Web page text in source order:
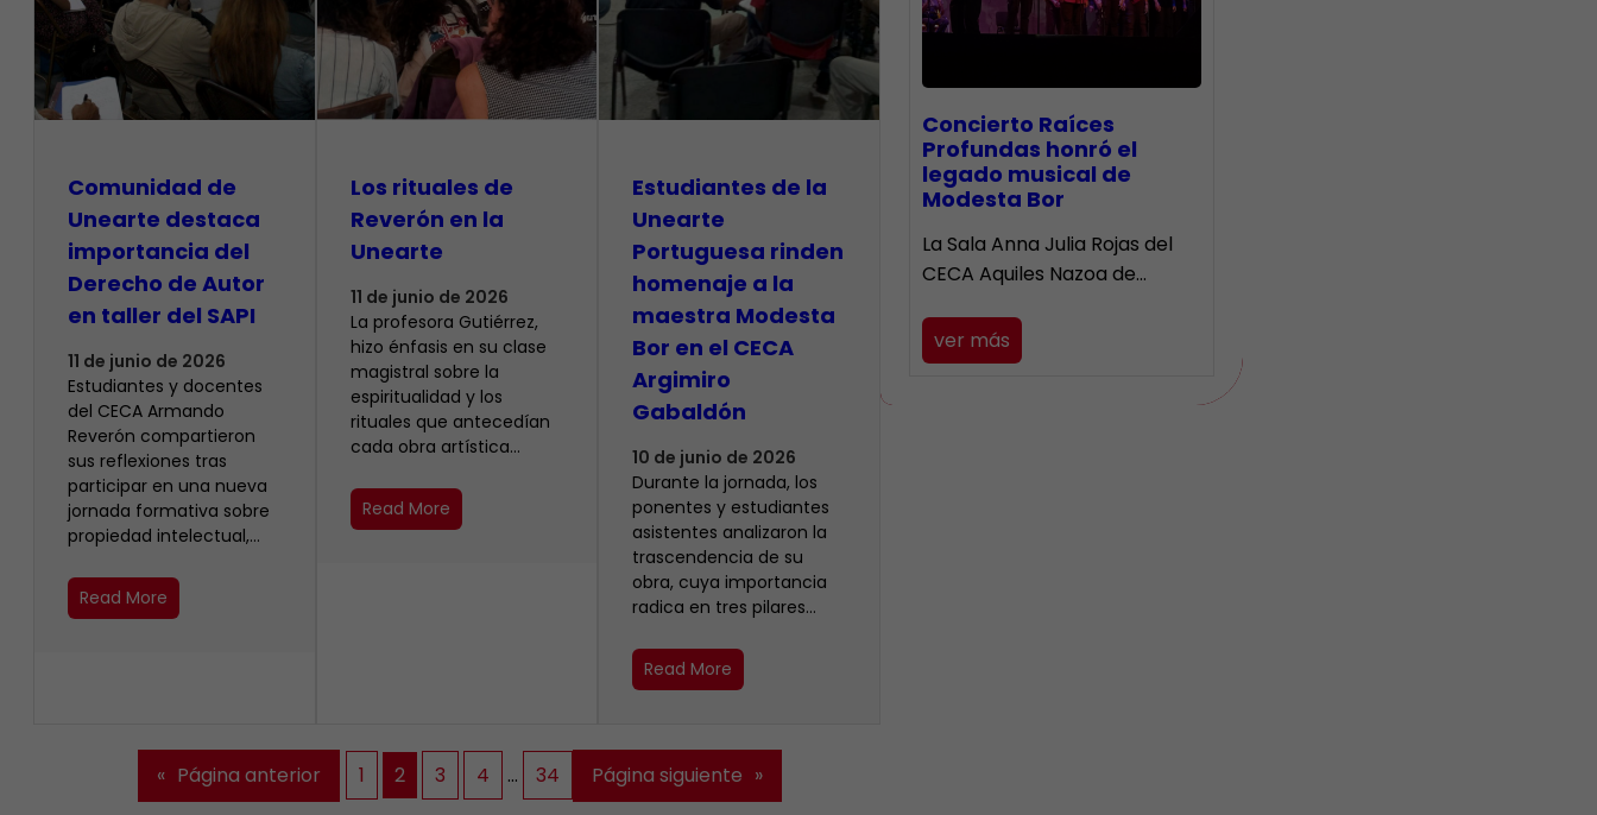
Comunidad de
Unearte destaca
importancia del
Derecho de Autor
en taller del SAPI
11 de junio de 2026
Estudiantes y docentes
del CECA Armando
Reverón compartieron
sus reflexiones tras
participar en una nueva
jornada formativa sobre
propiedad intelectual,…
Read More
Los rituales de
Reverón en la
Unearte
11 de junio de 2026
La profesora Gutiérrez,
hizo énfasis en su clase
magistral sobre la
espiritualidad y los
rituales que antecedían
cada obra artística…
Read More
Estudiantes de la
Unearte
Portuguesa rinden
homenaje a la
maestra Modesta
Bor en el CECA
Argimiro
Gabaldón
10 de junio de 2026
Durante la jornada, los
ponentes y estudiantes
asistentes analizaron la
trascendencia de su
obra, cuya importancia
radica en tres pilares…
Read More
« Página anterior 1 2 3 4 … 34 Página siguiente »
​Concierto Raíces
Profundas honró el
legado musical de
Modesta Bor
La Sala Anna Julia Rojas del
CECA Aquiles Nazoa de…
ver más